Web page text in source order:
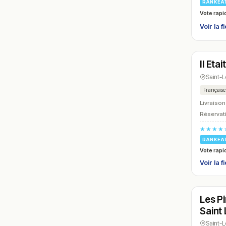
Vote
Voir la
N° 21
Fermé
Il
Saint-
Française
Livraison
Vote
Voir la
N° 24
Fermé
Les
Saint
Saint-